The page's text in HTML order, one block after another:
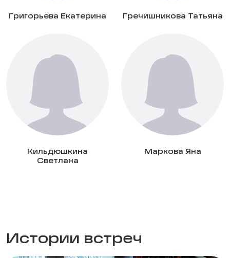
Григорьева Екатерина Гречишникова Татьяна
Кильдюшкина
Светлана
Маркова Яна
Истории встреч